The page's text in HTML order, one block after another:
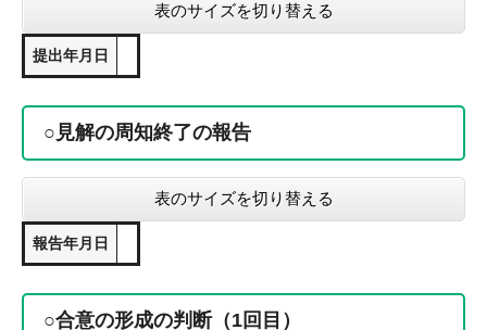
表のサイズを切り替える
提出年月日
○見解の周知終了の報告
表のサイズを切り替える
報告年月日
○合意の形成の判断（1回目）